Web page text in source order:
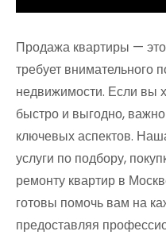
Продажа квартиры —
требует внимательного
недвижимости. Если вы
быстро и выгодно,
ключевых аспектов.
услуги по подбору,
ремонту квартир в
готовы помочь вам на
предоставляя